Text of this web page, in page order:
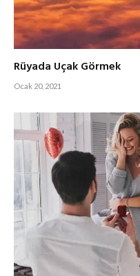
Rüyada Uçak Görmek
Ocak 20, 2021